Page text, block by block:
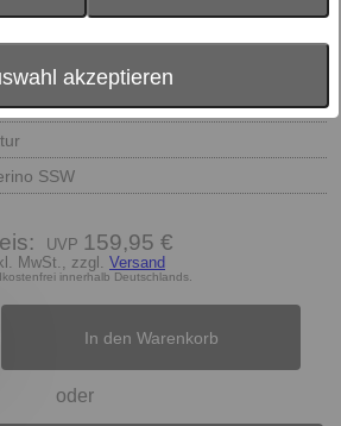
akzeptieren
SSW
159,95 €
MwSt., zzgl. Versand
innerhalb Deutschlands.
In den Warenkorb
oder